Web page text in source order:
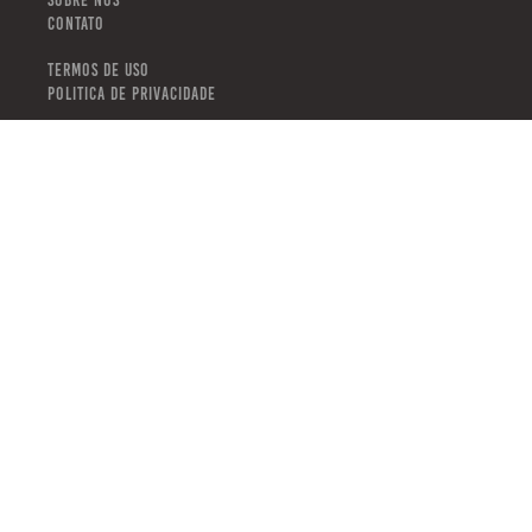
CONTATO
TERMOS DE USO
POLITICA DE PRIVACIDADE